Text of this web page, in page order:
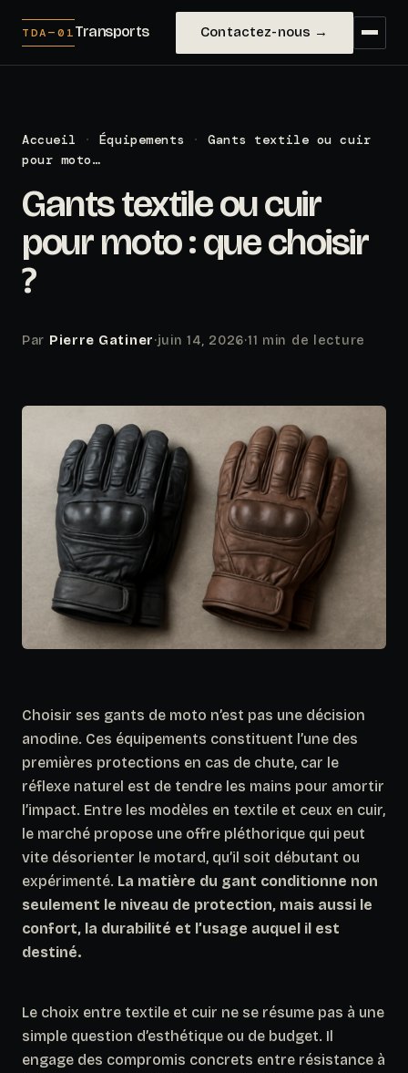
TDA—01Transports Contactez-nous →
Accueil · Équipements ·
Gants textile ou cuir
pour moto…
Gants textile ou cuir
pour moto : que choisir
?
Par Pierre Gatiner·juin 14, 2026·11 min de lecture
Choisir ses gants de moto n’est pas une décision
anodine. Ces équipements constituent l’une des
premières protections en cas de chute, car le
réflexe naturel est de tendre les mains pour amortir
l’impact. Entre les modèles en textile et ceux en cuir,
le marché propose une offre pléthorique qui peut
vite désorienter le motard, qu’il soit débutant ou
expérimenté. La matière du gant conditionne non
seulement le niveau de protection, mais aussi le
confort, la durabilité et l’usage auquel il est
destiné.
Le choix entre textile et cuir ne se résume pas à une
simple question d’esthétique ou de budget. Il
engage des compromis concrets entre résistance à